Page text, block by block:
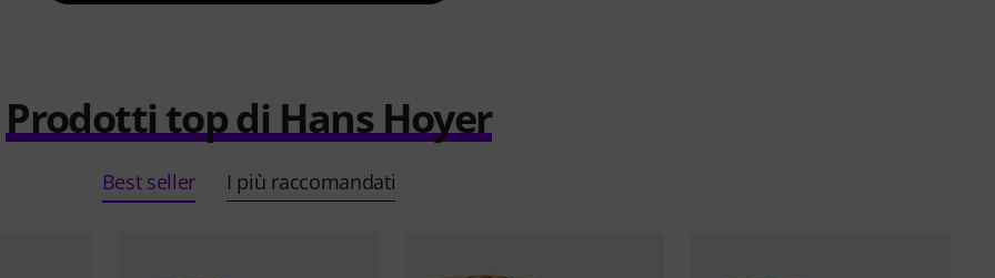
Prodotti top di Hans Hoyer
Best seller I più raccomandati